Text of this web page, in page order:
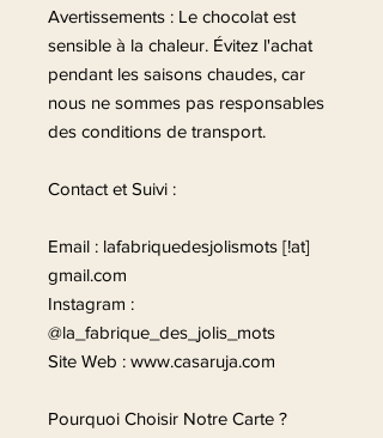
Avertissements : Le chocolat est
sensible à la chaleur. Évitez l'achat
pendant les saisons chaudes, car
nous ne sommes pas responsables
des conditions de transport.
Contact et Suivi :
Email : lafabriquedesjolismots [!at]
gmail.com
Instagram :
@la_fabrique_des_jolis_mots
Site Web : www.casaruja.com
Pourquoi Choisir Notre Carte ?